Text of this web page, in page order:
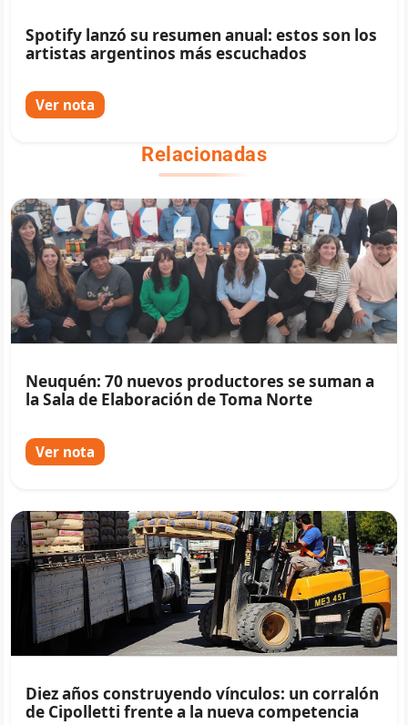
Spotify lanzó su resumen anual: estos son los
artistas argentinos más escuchados
Ver nota
Relacionadas
Neuquén: 70 nuevos productores se suman a
la Sala de Elaboración de Toma Norte
Ver nota
Diez años construyendo vínculos: un corralón
de Cipolletti frente a la nueva competencia